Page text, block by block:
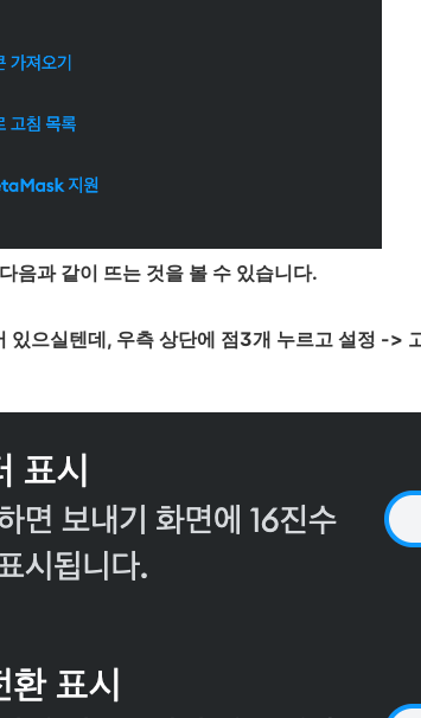
다음과 같이 뜨는 것을 볼 수 있습니다.
있으실텐데, 우측 상단에 점3개 누르고 설정 ->